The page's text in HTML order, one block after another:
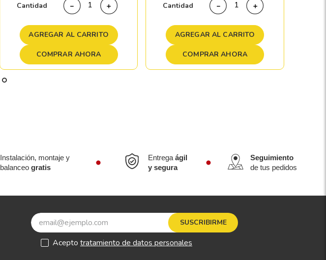
Cantidad ＋
－
AGREGAR AL CARRITO
COMPRAR AHORA
Cantidad ＋
－
AGREGAR AL CARRITO
COMPRAR AHORA
Instalación, montaje y
balanceogratis
Entregaágil
y segura
Seguimiento
de tus pedidos
SUSCRIBIRME
Acepto tratamiento de datos personales